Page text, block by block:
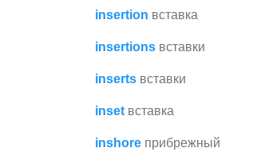
insertion вставка
insertions вставки
inserts вставки
inset вставка
inshore прибрежный